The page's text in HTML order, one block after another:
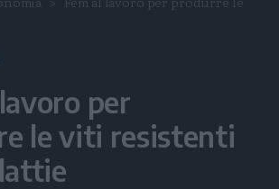
per
le viti resistenti